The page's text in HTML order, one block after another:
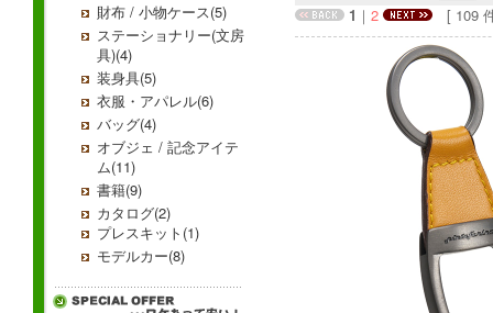
財布 / 小物ケース(5)
ステーショナリー(文房
具)(4)
装身具(5)
衣服・アパレル(6)
バッグ(4)
オブジェ / 記念アイテ
ム(11)
書籍(9)
カタログ(2)
プレスキット(1)
モデルカー(8)
1 ｜ 2 [ 109 件